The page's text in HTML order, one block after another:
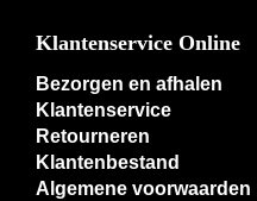
Klantenservice Online
Bezorgen en afhalen
Klantenservice
Retourneren
Klantenbestand
Algemene voorwaarden